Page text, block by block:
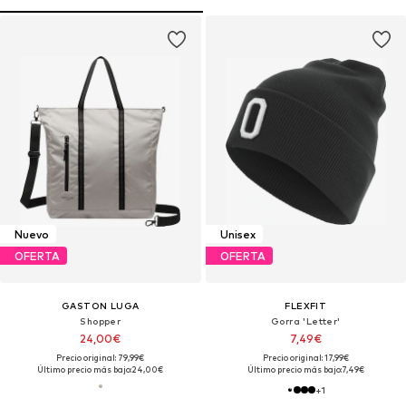
Nuevo
OFERTA
GASTON LUGA
Shopper
24,00€
Precio original: 79,99€
Último precio más bajo:24,00€
Unisex
OFERTA
FLEXFIT
Gorra 'Letter'
7,49€
Precio original: 17,99€
Último precio más bajo:7,49€
+1